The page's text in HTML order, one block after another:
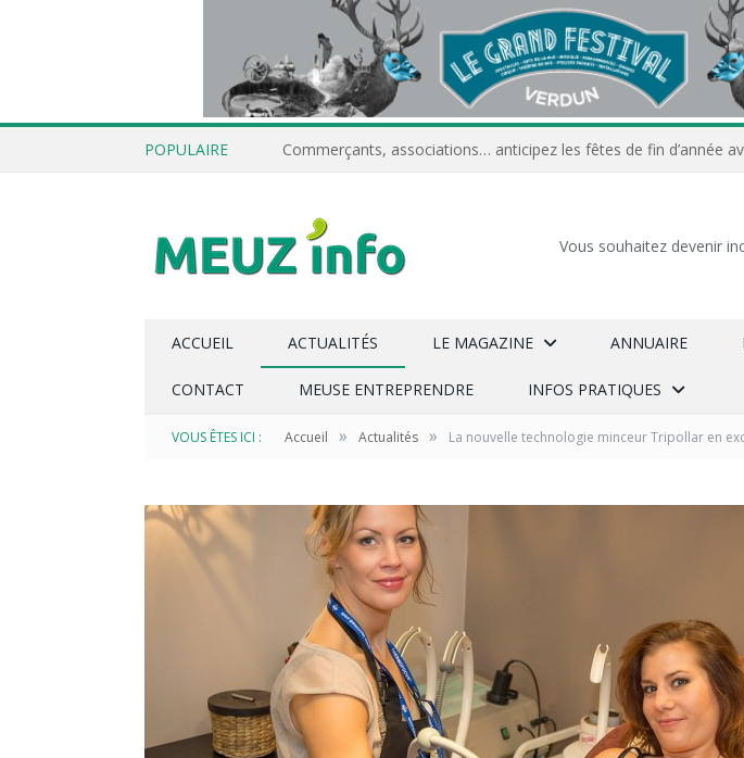
POPULAIRE
Vous souhaitez devenir
ACCUEIL ACTUALITÉS LE MAGAZINE ANNUAIRE
CONTACT MEUSE ENTREPRENDRE INFOS PRATIQUES
VOUS ÊTES ICI : Accueil » Actualités » La nouvelle technologie minceur Tripollar en